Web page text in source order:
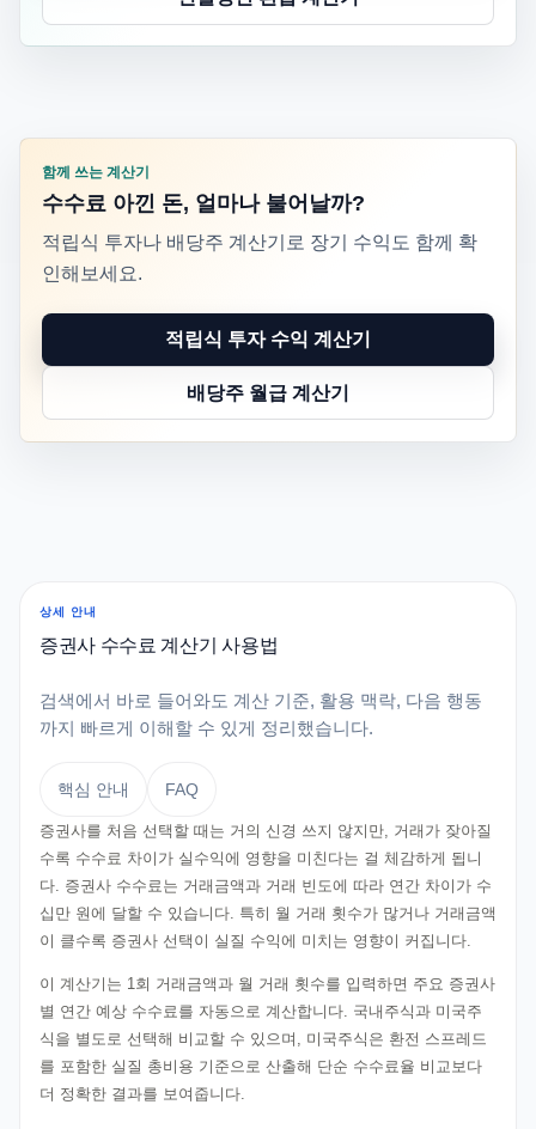
함께 쓰는 계산기
수수료 아낀 돈, 얼마나 불어날까?
적립식 투자나 배당주 계산기로 장기 수익도 함께 확
인해보세요.
적립식 투자 수익 계산기
배당주 월급 계산기
상세 안내
증권사 수수료 계산기 사용법
검색에서 바로 들어와도 계산 기준, 활용 맥락, 다음 행동
까지 빠르게 이해할 수 있게 정리했습니다.
핵심 안내 FAQ
증권사를 처음 선택할 때는 거의 신경 쓰지 않지만, 거래가 잦아질
수록 수수료 차이가 실수익에 영향을 미친다는 걸 체감하게 됩니
다. 증권사 수수료는 거래금액과 거래 빈도에 따라 연간 차이가 수
십만 원에 달할 수 있습니다. 특히 월 거래 횟수가 많거나 거래금액
이 클수록 증권사 선택이 실질 수익에 미치는 영향이 커집니다.
이 계산기는 1회 거래금액과 월 거래 횟수를 입력하면 주요 증권사
별 연간 예상 수수료를 자동으로 계산합니다. 국내주식과 미국주
식을 별도로 선택해 비교할 수 있으며, 미국주식은 환전 스프레드
를 포함한 실질 총비용 기준으로 산출해 단순 수수료율 비교보다
더 정확한 결과를 보여줍니다.